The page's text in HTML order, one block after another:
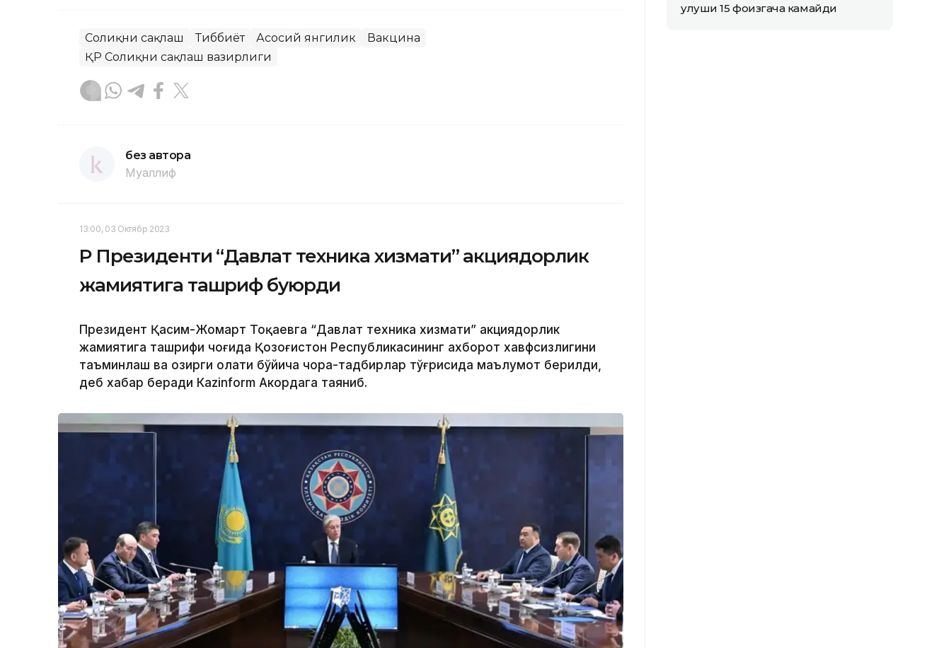
Соғлиқни сақлаш Тиббиёт Асосий янгилик
Вакцина
ҚР Соғлиқни сақлаш вазирлиги
без автора
Муаллиф
13:00, 03 Октябр 2023
ҚР Президенти “Давлат техника хизмати” акциядорлик
жамиятига ташриф буюрди
Президент Қасим-Жомарт Тоқаевга “Давлат техника хизмати” акциядорлик
жамиятига ташрифи чоғида Қозоғистон Республикасининг ахборот хавфсизлигини
таъминлаш ва ҳозирги ҳолати бўйича чора-тадбирлар тўғрисида маълумот берилди,
деб хабар беради Каzinform Акордага таяниб.
улуши 15 фоизгача камайди